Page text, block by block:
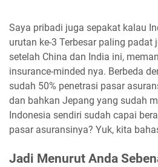
Saya pribadi juga sepakat kalau
urutan ke-3 Terbesar paling padat
setelah China dan India ini,
insurance-minded nya. Berbeda
sudah 50% penetrasi pasar
dan bahkan Jepang yang sudah
Indonesia sendiri sudah capai
pasar asuransinya? Yuk, kita
Jadi Menurut Anda